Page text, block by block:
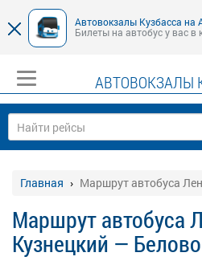
Автовокзалы Кузбасса на
Билеты на автобус у вас в
АВТОВОКЗАЛЫ
Главная Маршрут автобуса
Маршрут автобуса
Кузнецкий — Белово